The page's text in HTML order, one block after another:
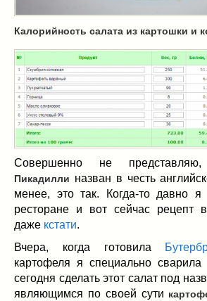
Вкусные полезности(41)
вареное(0)
жареное(3)
запекаем(11)
напитки(1)
разное(6)
рыбные блюда
салаты(11)
соусы(1)
Супы(1)
тушеное
(3)
Заначка на зиму!
Грибы(5)
Напитки
(3)
Овощные заготовки
(11)
Калорийность салата из картошки и
Совершенно не
Пикадилли назван в честь
менее, это так. Когда-то давно
ресторане и вот сейчас рецепт
даже кстати.
Вчера, когда готовила
картофеля я специально
сегодня сделать этот салат под
являющимся по своей сути